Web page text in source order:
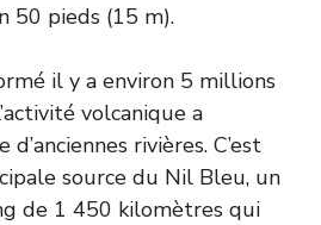
50 pieds (15 m).
il y a environ 5 millions
volcanique a
rivières. C’est
source du Nil Bleu, un
de 1 450 kilomètres qui